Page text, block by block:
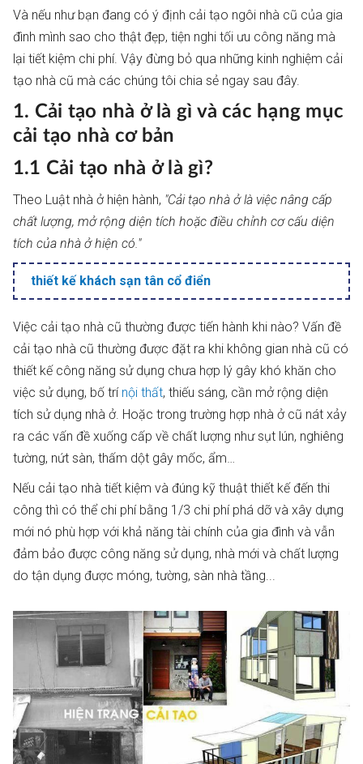
Và nếu như bạn đang có ý định cải tạo ngôi nhà cũ của gia
đình mình sao cho thật đẹp, tiện nghi tối ưu công năng mà
lại tiết kiệm chi phí. Vậy đừng bỏ qua những kinh nghiệm cải
tạo nhà cũ mà các chúng tôi chia sẻ ngay sau đây.
1. Cải tạo nhà ở là gì và các hạng mục
cải tạo nhà cơ bản
1.1 Cải tạo nhà ở là gì?
Theo Luật nhà ở hiện hành, "Cải tạo nhà ở là việc nâng cấp
chất lượng, mở rộng diện tích hoặc điều chỉnh cơ cấu diện
tích của nhà ở hiện có."
thiết kế khách sạn tân cổ điển
Việc cải tạo nhà cũ thường được tiến hành khi nào? Vấn đề
cải tạo nhà cũ thường được đặt ra khi không gian nhà cũ có
thiết kế công năng sử dụng chưa hợp lý gây khó khăn cho
việc sử dụng, bố trí nội thất, thiếu sáng, cần mở rộng diện
tích sử dụng nhà ở. Hoặc trong trường hợp nhà ở cũ nát xảy
ra các vấn đề xuống cấp về chất lượng như sụt lún, nghiêng
tường, nứt sàn, thấm dột gây mốc, ẩm…
Nếu cải tạo nhà tiết kiệm và đúng kỹ thuật thiết kế đến thi
công thì có thể chi phí bằng 1/3 chi phí phá dỡ và xây dựng
mới nó phù hợp với khả năng tài chính của gia đình và vẫn
đảm bảo được công năng sử dụng, nhà mới và chất lượng
do tận dụng được móng, tường, sàn nhà tầng...